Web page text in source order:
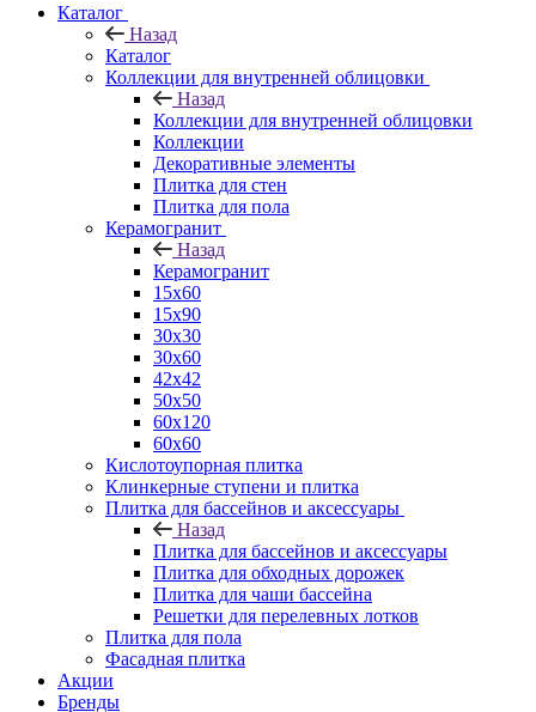
Каталог
Назад
Каталог
Коллекции для внутренней облицовки
Назад
Коллекции для внутренней облицовки
Коллекции
Декоративные элементы
Плитка для стен
Плитка для пола
Керамогранит
Назад
Керамогранит
15х60
15x90
30х30
30х60
42х42
50х50
60х120
60х60
Кислотоупорная плитка
Клинкерные ступени и плитка
Плитка для бассейнов и аксессуары
Назад
Плитка для бассейнов и аксессуары
Плитка для обходных дорожек
Плитка для чаши бассейна
Решетки для перелевных лотков
Плитка для пола
Фасадная плитка
Акции
Бренды